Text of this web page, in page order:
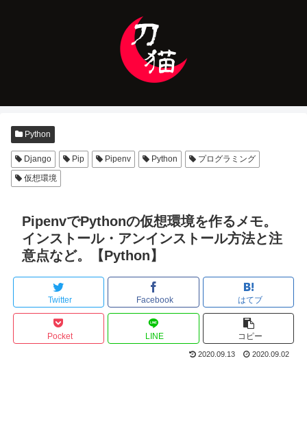
Python
Django Pip Pipenv Python
プログラミング
仮想環境
PipenvでPythonの仮想環境を作るメモ。
インストール・アンインストール方法と注
意点など。【Python】
Twitter Facebook はてブ
Pocket LINE コピー
2020.09.13 2020.09.02